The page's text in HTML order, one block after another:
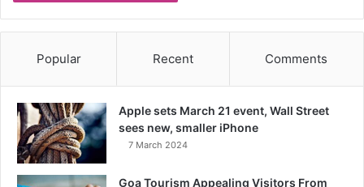
Popular Recent Comments
Apple sets March 21 event, Wall Street
sees new, smaller iPhone
7 March 2024
Goa Tourism Appealing Visitors From